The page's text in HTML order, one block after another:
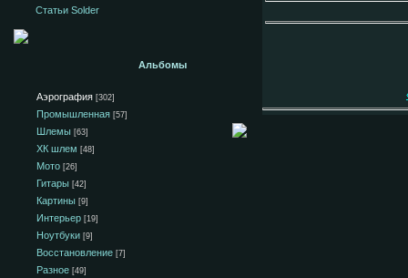
Статьи Solder
Альбомы
Аэрография [302]
Промышленная [57]
Шлемы [63]
ХК шлем [48]
Мото [26]
Гитары [42]
Картины [9]
Интерьер [19]
Ноутбуки [9]
Восстановление [7]
Разное [49]